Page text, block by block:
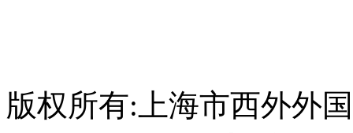
版权所有:上海市西外外